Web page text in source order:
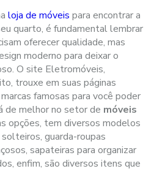
loja de móveis para encontrar a
quarto, é fundamental lembrar
oferecer qualidade, mas
moderno para deixar o
O site Eletromóveis,
trouxe em suas páginas
famosas para você poder
de melhor no setor de móveis
opções, tem diversos modelos
guarda-roupas
sapateiras para organizar
enfim, são diversos itens que